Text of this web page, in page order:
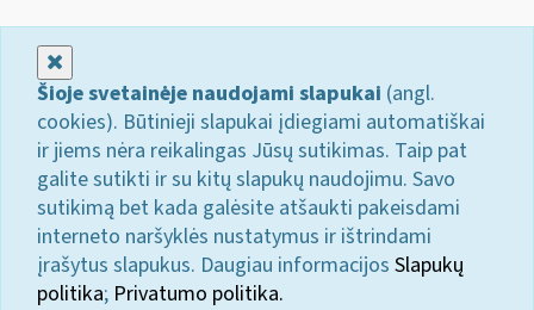
Šioje svetainėje naudojami slapukai (angl.
cookies). Būtinieji slapukai įdiegiami automatiškai
ir jiems nėra reikalingas Jūsų sutikimas. Taip pat
galite sutikti ir su kitų slapukų naudojimu. Savo
sutikimą bet kada galėsite atšaukti pakeisdami
interneto naršyklės nustatymus ir ištrindami
įrašytus slapukus. Daugiau informacijos Slapukų
politika; Privatumo politika.